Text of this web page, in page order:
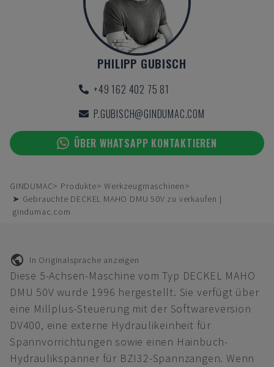
PHILIPP GUBISCH
+49 162 402 75 81
P.GUBISCH@GINDUMAC.COM
ÜBER WHATSAPP KONTAKTIEREN
GINDUMAC Produkte
Werkzeugmaschinen
➤ Gebrauchte DECKEL MAHO DMU 50V zu verkaufen |
gindumac.com
In Originalsprache anzeigen
Diese 5-Achsen-Maschine vom Typ DECKEL MAHO
DMU 50V wurde 1996 hergestellt. Sie verfügt über
eine Millplus-Steuerung mit der Softwareversion
DV400, eine externe Hydraulikeinheit für
Spannvorrichtungen sowie einen Hainbuch-
Hydraulikspanner für BZI32-Spannzangen. Wenn